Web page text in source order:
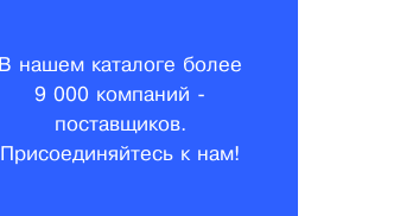
В нашем каталоге более
9 000 компаний -
поставщиков.
Присоединяйтесь к нам!